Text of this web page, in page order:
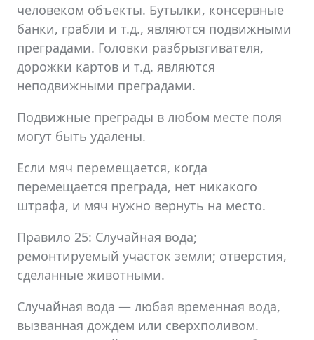
человеком объекты. Бутылки, консервные
банки, грабли и т.д., являются подвижными
преградами. Головки разбрызгивателя,
дорожки картов и т.д. являются
неподвижными преградами.
Подвижные преграды в любом месте поля
могут быть удалены.
Если мяч перемещается, когда
перемещается преграда, нет никакого
штрафа, и мяч нужно вернуть на место.
Правило 25: Случайная вода;
ремонтируемый участок земли; отверстия,
сделанные животными.
Случайная вода — любая временная вода,
вызванная дождем или сверхполивом.